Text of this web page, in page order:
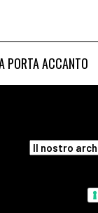
PORTA ACCANTO